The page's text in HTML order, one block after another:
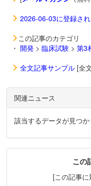
2026-06-03に登録さ
この記事のカテゴリ
・ 開発 > 臨床試験> 第3
全文記事サンプル[全
関連ニュース
該当するデータが見つか
この
[この記事